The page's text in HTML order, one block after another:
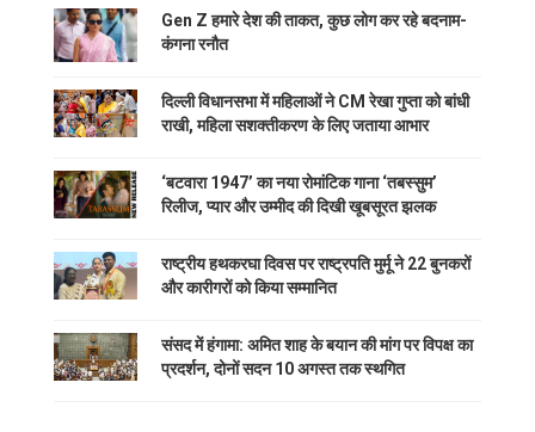
Gen Z हमारे देश की ताकत, कुछ लोग कर रहे बदनाम-
कंगना रनौत
दिल्ली विधानसभा में महिलाओं ने CM रेखा गुप्ता को बांधी
राखी, महिला सशक्तीकरण के लिए जताया आभार
‘बटवारा 1947’ का नया रोमांटिक गाना ‘तबस्सुम’
रिलीज, प्यार और उम्मीद की दिखी खूबसूरत झलक
राष्ट्रीय हथकरघा दिवस पर राष्ट्रपति मुर्मू ने 22 बुनकरों
और कारीगरों को किया सम्मानित
संसद में हंगामा: अमित शाह के बयान की मांग पर विपक्ष का
प्रदर्शन, दोनों सदन 10 अगस्त तक स्थगित